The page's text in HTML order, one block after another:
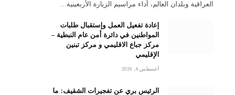
العراقية وبلدان العالم، أداء مراسيم الزيارة الأربعينية…
إعادة تفعيل العمل وإستقبال طلبات
المواطنين في دائرة أمن عام النبطية –
مركز جباع الاقليمي و مركز تبنين
الإقليمي
أغسطس 4, 2026
الرئيس بري عن تفجيرات الشقيف: ما